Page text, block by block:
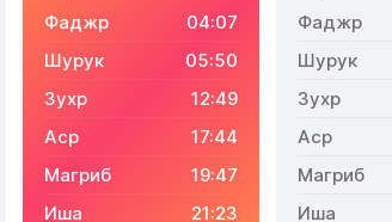
04:07
05:50
12:49
17:44
19:47
21:23